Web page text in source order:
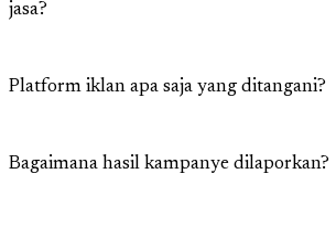
jasa?
Platform iklan apa saja yang ditangani?
Bagaimana hasil kampanye dilaporkan?